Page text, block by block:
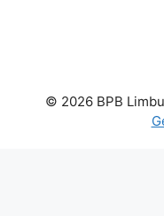
© 2026 BPB